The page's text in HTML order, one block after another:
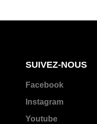
SUIVEZ-NOUS
Facebook
Instagram
Youtube